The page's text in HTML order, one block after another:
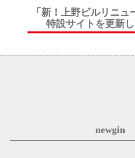
「新！上野ビルリニュ
特設サイトを更新し
newgin